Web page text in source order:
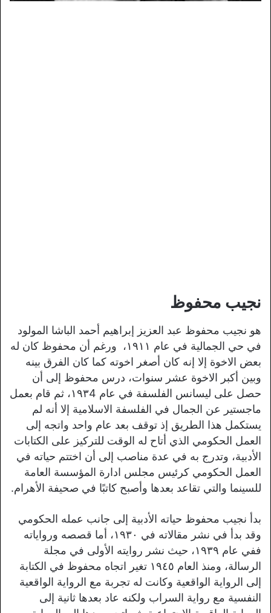
نجيب محفوظ
هو نجيب محفوظ عبد العزيز إبراهيم أحمد الباشا المولود
في حي الجمالية في عام ١٩١١، ورغم أن محفوظ كان له
بعض الاخوة إلا إنه كان أصغر اخوته كما كان الفرق بينه
وبين أكبر الاخوة عشر سنوات، درس محفوظ إلى أن
حصل على ليسانس الفلسفة في عام ١٩٣4، ثم قام بعمل
ماجستير عن الجمال في الفلسفة الاسلامية إلا أنه لم
يستكمل هذا الطريق إذ توقف بعد عام واحد واتجه إلى
العمل الحكومي الذي أتاح له الوقت للتركيز على الكتابات
الأدبية، وتدرج به في عدة مناصب إلى أن اختتم حياته في
العمل الحكومي كرئيس مجلس ادارة المؤسسة العامة
للسينما والتي تقاعد بعدها وأصبح كاتبًا في صحيفة الأهرام.
بدأ نجيب محفوظ حياته الأدبية إلى جانب عمله الحكومي
وقد بدأ في نشر مقالاته في ١٩٣٠، أما قصصه ورواياته
ففي عام ١٩٣٩، حيث نشر روايته الأولى في مجلة
الرسالة، ومنذ العام ١٩٤٥ تغير اتجاه محفوظ في الكتابة
إلى الرواية الواقعية وكانت له تجربة مع الرواية الواقعية
النفسية مع رواية السراب ولكنه عاد بعدها ثانية إلى